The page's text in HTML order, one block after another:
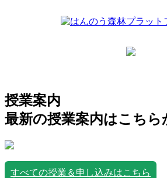
授業案内
最新の授業案内はこちら
すべての授業＆申し込みはこちら